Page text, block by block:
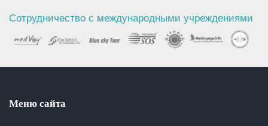
Сотрудничество с международными учреждениями
Меню сайта